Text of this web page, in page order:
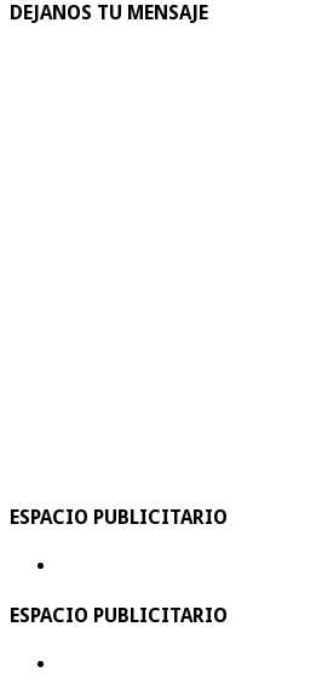
DEJANOS TU MENSAJE
ESPACIO PUBLICITARIO
ESPACIO PUBLICITARIO